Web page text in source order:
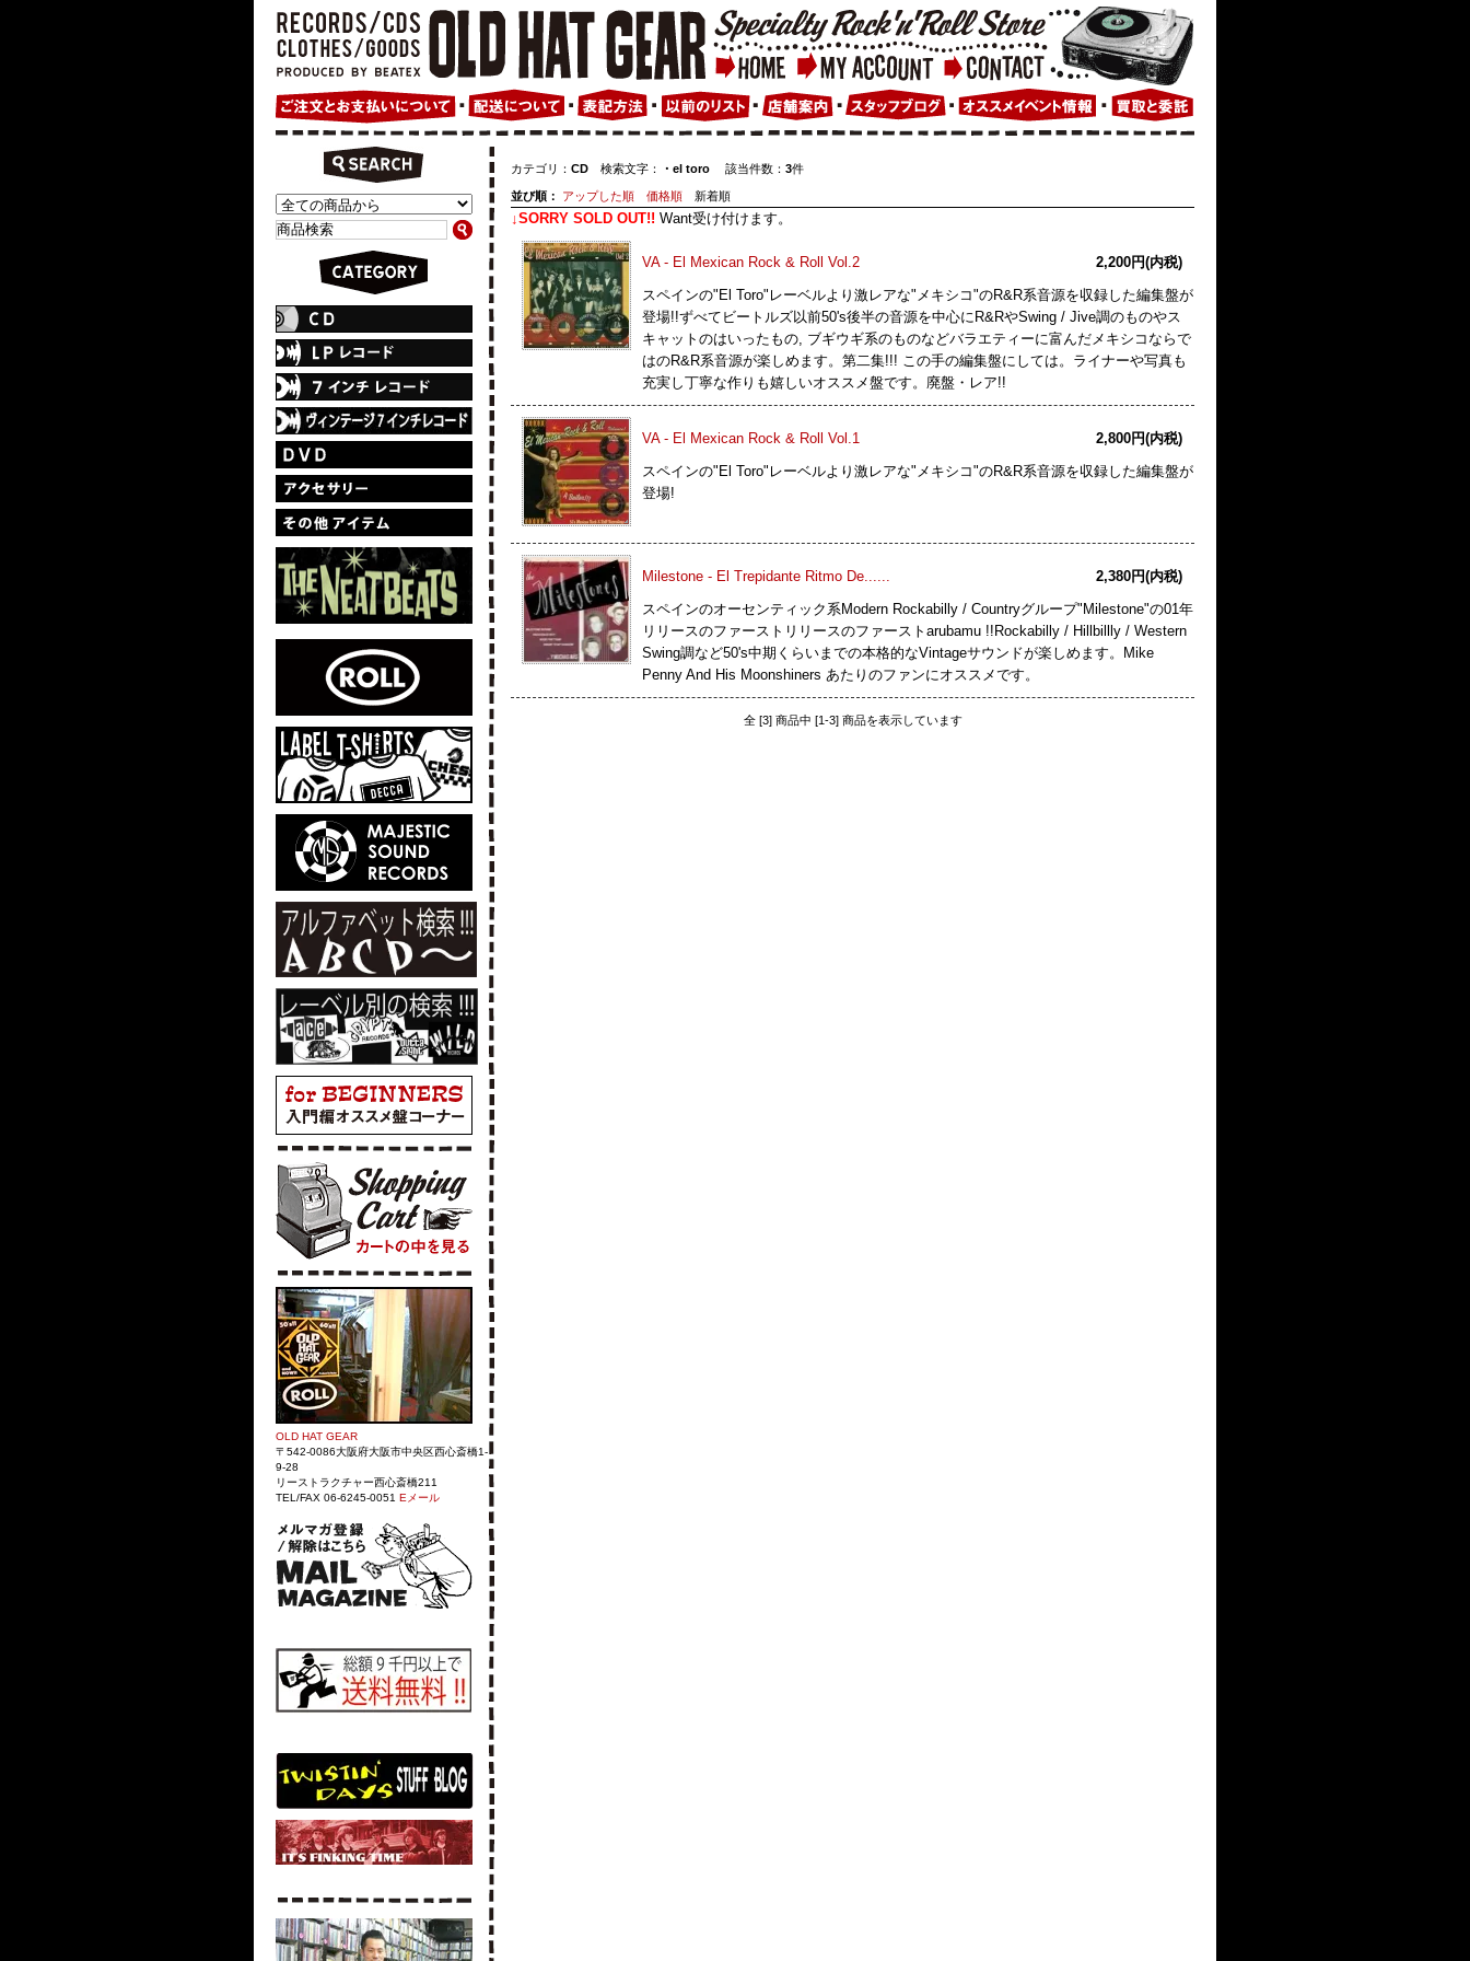
OLD HAT GEAR
〒542-0086大阪府大阪市中央区西心斎橋1-
9-28
リーストラクチャー西心斎橋211
TEL/FAX 06-6245-0051 Eメール
カテゴリ： CD 検索文字： ・el toro 該当件数： 3件
並び順： アップした順 価格順 新着順
↓SORRY SOLD OUT!! Want受け付けます。
VA - El Mexican Rock & Roll Vol.2
2,200円(内税)
スペインの"El Toro"レーベルより激レアな"メキシコ"のR&R系音源を収録した編集盤が
登場!!ずべてビートルズ以前50's後半の音源を中心にR&RやSwing / Jive調のものやス
キャットのはいったもの, ブギウギ系のものなどバラエティーに富んだメキシコならで
はのR&R系音源が楽しめます。第二集!!! この手の編集盤にしては。ライナーや写真も
充実し丁寧な作りも嬉しいオススメ盤です。廃盤・レア!!
VA - El Mexican Rock & Roll Vol.1
2,800円(内税)
スペインの"El Toro"レーベルより激レアな"メキシコ"のR&R系音源を収録した編集盤が
登場!
Milestone - El Trepidante Ritmo De......
2,380円(内税)
スペインのオーセンティック系Modern Rockabilly / Countryグループ"Milestone"の01年
リリースのファーストリリースのファーストarubamu !!Rockabilly / Hillbillly / Western
Swing調など50's中期くらいまでの本格的なVintageサウンドが楽しめます。Mike
Penny And His Moonshiners あたりのファンにオススメです。
全 [3] 商品中 [1-3] 商品を表示しています